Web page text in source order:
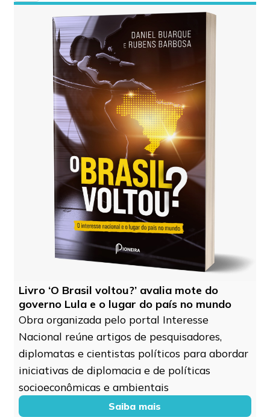
Livro ‘O Brasil voltou?’ avalia mote do
governo Lula e o lugar do país no mundo
Obra organizada pelo portal Interesse
Nacional reúne artigos de pesquisadores,
diplomatas e cientistas políticos para abordar
iniciativas de diplomacia e de políticas
socioeconômicas e ambientais
Saiba mais